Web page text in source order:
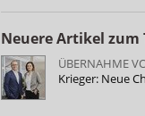
Neuere Artikel zum
ÜBERNAHME
Krieger: Neue